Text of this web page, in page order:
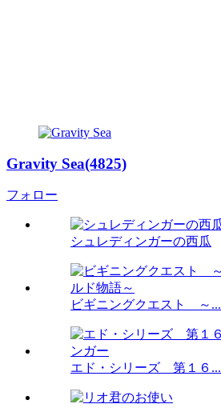
Gravity Sea(4825)
フォロー
シュレディンガーの西瓜
ビギニングクエスト ～...
エド・シリーズ 第１６...